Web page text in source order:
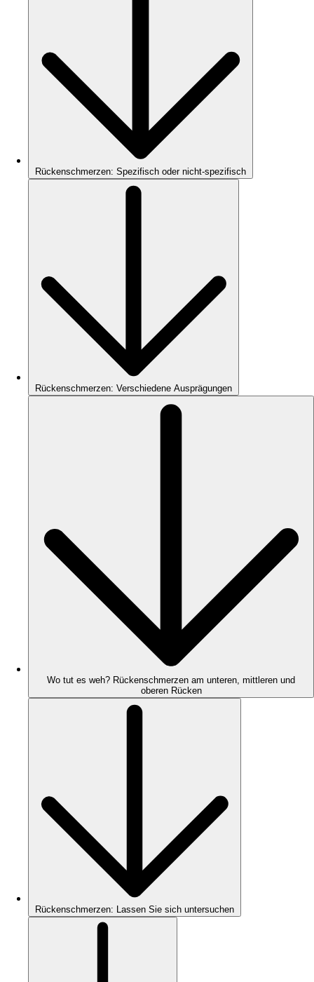
Rückenschmerzen: Spezifisch oder nicht-spezifisch
Rückenschmerzen: Verschiedene Ausprägungen
Wo tut es weh? Rückenschmerzen am unteren, mittleren und
oberen Rücken
Rückenschmerzen: Lassen Sie sich untersuchen